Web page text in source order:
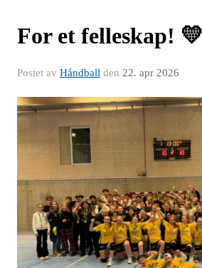
For et felleskap!
Postet av Håndball den 22. apr 2026